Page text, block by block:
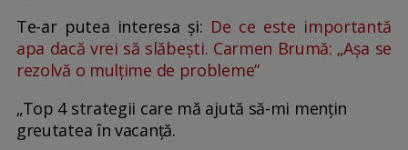
Te-ar putea interesa și: De ce este importantă
apa dacă vrei să slăbești. Carmen Brumă: „Așa se
rezolvă o mulțime de probleme”
„Top 4 strategii care mă ajută să-mi mențin
greutatea în vacanță.